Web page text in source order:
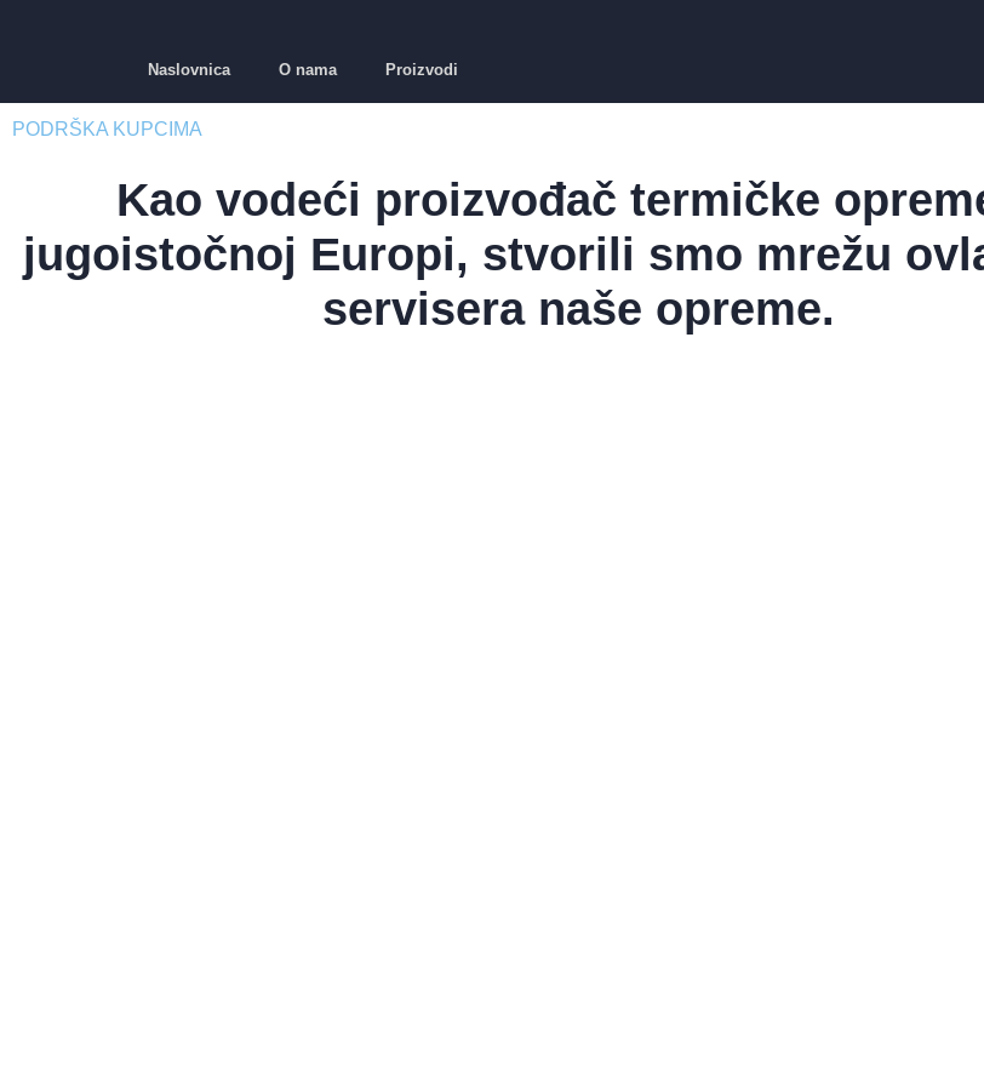
Naslovnica O nama Proizvodi
PODRŠKA KUPCIMA
Kao vodeći proizvođač termičke
jugoistočnoj Europi, stvorili smo mrežu
servisera naše opreme.